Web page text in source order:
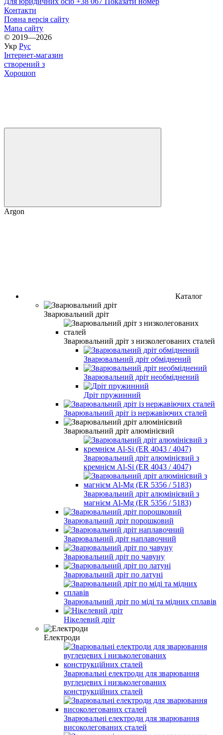
Контакти
Повна версія сайту
Мапа сайту
© 2019—2026
Укр Рус
Інтернет-магазин
створений з
Хорошоп
Argon
Каталог
Зварювальний дріт
Зварювальний дріт з низколегованих сталей
Зварювальний дріт обміднений
Зварювальний дріт необміднений
Дріт пружинний
Зварювальний дріт із нержавіючих сталей
Зварювальний дріт алюмінієвий
Зварювальний дріт алюмінієвий з
кремнієм Al-Si (ER 4043 / 4047)
Зварювальний дріт алюмінієвий з
магнієм Al-Mg (ER 5356 / 5183)
Зварювальний дріт порошковий
Зварювальний дріт наплавочний
Зварювальний дріт по чавуну
Зварювальний дріт по латуні
Зварювальний дріт по міді та мідних сплавів
Нікелевий дріт
Електроди
Зварювальні електроди для зварювання
вуглецевих і низьколегованих
конструкційних сталей
Зварювальні електроди для зварювання
високолегованих сталей